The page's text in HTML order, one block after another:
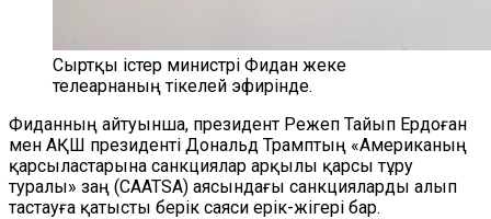
Сыртқы істер министрі Фидан жеке
телеарнаның тікелей эфирінде.
Фиданның айтуынша, президент Режеп Тайып Ердоған
мен АҚШ президенті Дональд Трамптың «Американың
қарсыластарына санкциялар арқылы қарсы тұру
туралы» заң (CAATSA) аясындағы санкцияларды алып
тастауға қатысты берік саяси ерік-жігері бар.